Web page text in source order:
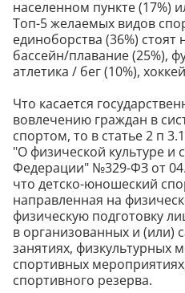
населенном пункте (17%)
Топ-5 желаемых видов
единоборства (36%) стоят
бассейн/плавание (25%),
атлетика / бег (10%),
Что касается
вовлечению граждан в
спортом, то в статье 2 п
"О физической культуре и
Федерации" №329-ФЗ от
что детско-юношеский
направленная на
физическую подготовку
в организованных и (или)
занятиях, физкультурных
спортивных
спортивного резерва.